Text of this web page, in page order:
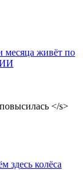
месяца живёт по
ИИ
</s>
здесь колёса